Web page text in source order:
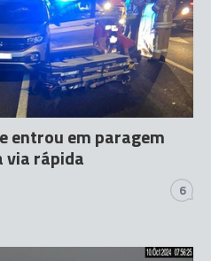
entrou em paragem
rápida
6